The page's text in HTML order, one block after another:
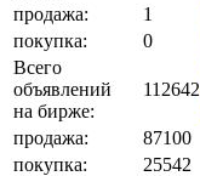
продажа:
1
покупка:
0
Всего
объявлений
на бирже:
112642
продажа:
87100
покупка:
25542